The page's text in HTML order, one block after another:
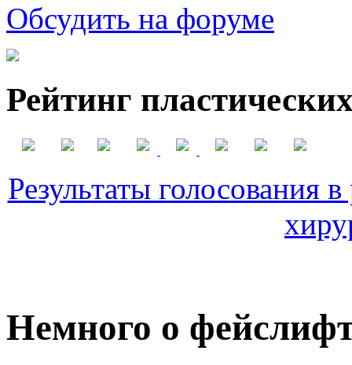
Обсудить на форуме
Рейтинг
Результаты голосования
Немного о